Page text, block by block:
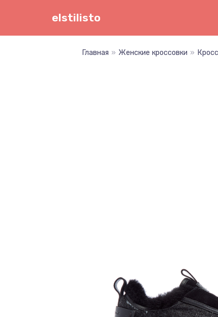
elstilisto
Главная » Женские кроссовки »